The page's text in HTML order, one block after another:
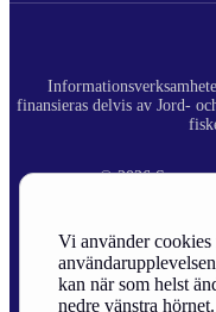
Vi använder
kan när som helst
nedre vänstra
finansieras delvis av Jord-
© 2026 Suomen